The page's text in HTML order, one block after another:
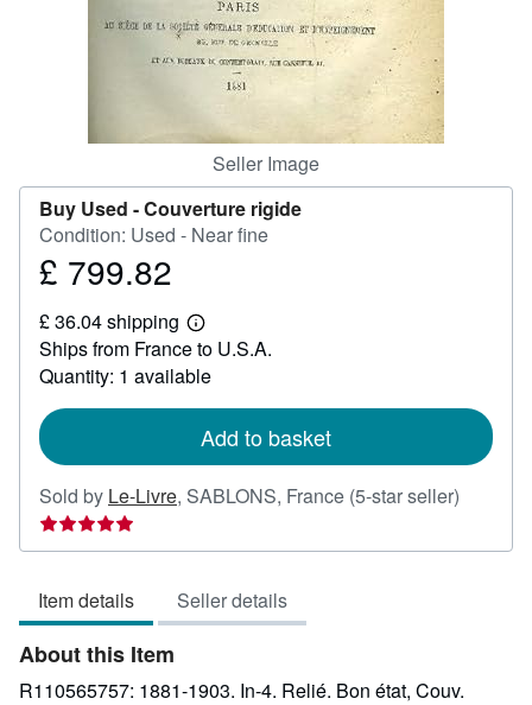
Seller Image
Buy Used -Couverture rigide
Condition: Used - Near fine
Price
799.82
£ 799.82
£ 36.04 shipping
Learn
more
about
shipping
Ships from France to U.S.A.
Quantity: 1 available
Add to basket
Sold by Le-Livre, SABLONS, France (5-star seller)
5
Item details Seller details
About this Item
R110565757: 1881-1903. In-4. Relié. Bon état, Couv.